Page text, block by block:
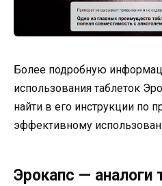
Более подробную
использования таблеток
найти в его инструкции по
эффективному
Эрокапс — аналоги